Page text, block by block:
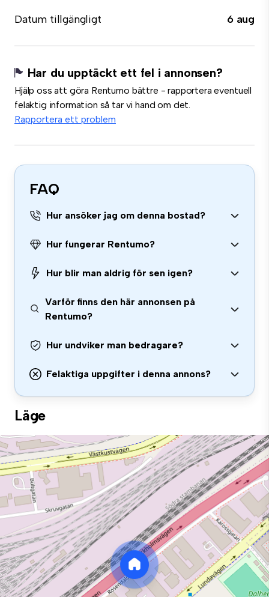
Datum tillgängligt
6 aug
Har du upptäckt ett fel i annonsen?
Hjälp oss att göra Rentumo bättre - rapportera eventuell
felaktig information så tar vi hand om det.
Rapportera ett problem
FAQ
Hur ansöker jag om denna bostad?
Hur fungerar Rentumo?
Hur blir man aldrig för sen igen?
Varför finns den här annonsen på
Rentumo?
Hur undviker man bedragare?
Felaktiga uppgifter i denna annons?
Läge